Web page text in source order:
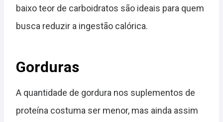
baixo teor de carboidratos são ideais para quem
busca reduzir a ingestão calórica.
Gorduras
A quantidade de gordura nos suplementos de
proteína costuma ser menor, mas ainda assim